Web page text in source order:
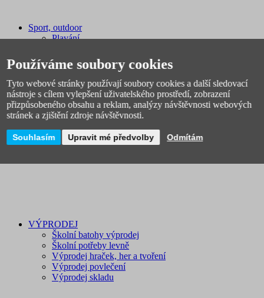
Sport, outdoor
Plavání
Spacáky, stany
Míče
Pálky, rakety, hokejky
Sáňky, boby
Sportovní potřeby
Švihadla, obruče
Licenční zboží
Novinky
VÝPRODEJ
Školní batohy výprodej
Školní potřeby levně
Výprodej hraček, her a tvoření
Výprodej povlečení
Výprodej skladu
Používáme soubory cookies
Tyto webové stránky používají soubory cookies a další sledovací
nástroje s cílem vylepšení uživatelského prostředí, zobrazení
přizpůsobeného obsahu a reklam, analýzy návštěvnosti webových
stránek a zjištění zdroje návštěvnosti.
Souhlasím Upravit mé předvolby Odmítám